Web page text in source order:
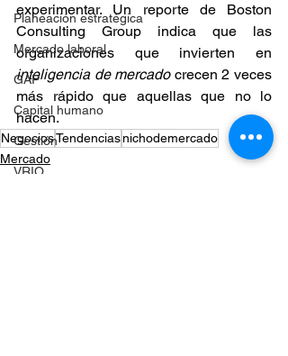
Planeación estratégica
Mercado laboral
GAP
Capital humano
Gestión
VRIO
experimentar. Un reporte de Boston
Consulting Group indica que las
inteligencia de mercado crecen 2 veces
más rápido que aquellas que no lo
hacen.
NegociosTendenciasnichodemercado
Mercado
Estrategia